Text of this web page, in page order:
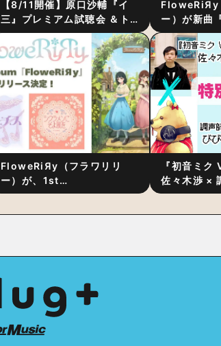
【8/11開催】原口沙輔『イ
三』プレミアム試聴会 ＆ト
ーク・セッション 〜完成直
後の“ピュアな原音体験”と制
作秘話
FloweRiЯy
ー）が新曲
ス』をリリ
ム詳細も発
FloweRiЯy（フラワリリ
ー）が、1st
Album『FloweRiЯy』を9
『初音ミク
佐々木渉 ×
別対談 〜豊